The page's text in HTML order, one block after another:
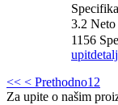
3.2 Neto
1156
upitdetalj
<< < Prethodno1 2
Za upite o našim